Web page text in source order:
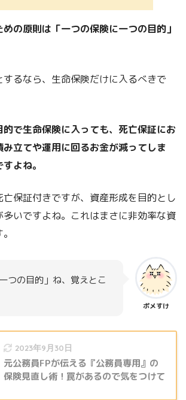
の原則は「一つの保険に一つの目的」
するなら、生命保険だけに入るべきで
で生命保険に入っても、死亡保証にお
立てや運用に回るお金が減ってしま
よね。
保証付きですが、資産形成を目的とし
多いですよね。これはまさに非効率な資
ポメすけ
つの目的」ね、覚えとこ
2023年9月30日
元公務員FPが伝える『公務員専用』の
保険見直し術！罠があるので気をつけて